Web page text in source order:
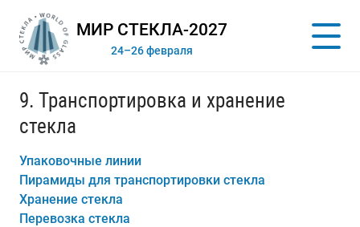
МИР СТЕКЛА-2027
24–26 февраля
9. Транспортировка и хранение
стекла
Упаковочные линии
Пирамиды для транспортировки стекла
Хранение стекла
Перевозка стекла